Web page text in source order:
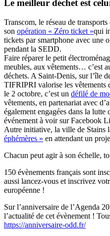
Le meilleur déchet est
Transcom, le réseau de
son opération « Zéro ticket »qui
tickets par smartphone avec une
pendant la SEDD.
Faire réparer le petit
meubles, aux vêtements… c’est
déchets. A Saint-Denis, sur l’île
TIFRIPRI valorise les vêtements
le 2 octobre, c’est un défilé de
vêtements, en partenariat avec
également engagées dans la
événement à voir sur Facebook
Autre initiative, la ville de Stains
éphémères » en attendant un
Chacun peut agir à son échelle,
150 évènements français sont
aussi lancez-vous et inscrivez
européenne !
Sur l’anniversaire de l’Agenda
l’actualité de cet évènement !
https://anniversaire-odd.fr/